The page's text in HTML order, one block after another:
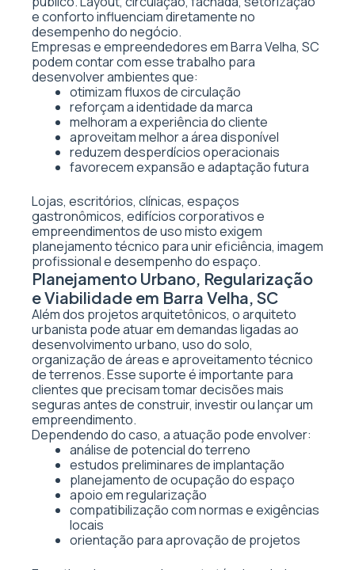
e conforto influenciam diretamente no
desempenho do negócio.
Empresas e empreendedores em Barra Velha, SC
podem contar com esse trabalho para
desenvolver ambientes que:
otimizam fluxos de circulação
reforçam a identidade da marca
melhoram a experiência do cliente
aproveitam melhor a área disponível
reduzem desperdícios operacionais
favorecem expansão e adaptação futura
Lojas, escritórios, clínicas, espaços
gastronômicos, edifícios corporativos e
empreendimentos de uso misto exigem
planejamento técnico para unir eficiência, imagem
profissional e desempenho do espaço.
Planejamento Urbano, Regularização
e Viabilidade em Barra Velha, SC
Além dos projetos arquitetônicos, o arquiteto
urbanista pode atuar em demandas ligadas ao
desenvolvimento urbano, uso do solo,
organização de áreas e aproveitamento técnico
de terrenos. Esse suporte é importante para
clientes que precisam tomar decisões mais
seguras antes de construir, investir ou lançar um
empreendimento.
Dependendo do caso, a atuação pode envolver:
análise de potencial do terreno
estudos preliminares de implantação
planejamento de ocupação do espaço
apoio em regularização
compatibilização com normas e exigências
locais
orientação para aprovação de projetos